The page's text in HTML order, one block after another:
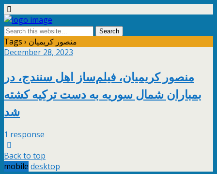
Tags › منصور کریمیان
December 28, 2023
منصور کریمیان، فیلم‌ساز اهل سنندج، در
بمباران شمال سوریه به دست ترکیه کشته
شد
1 response
Back to top
mobile desktop